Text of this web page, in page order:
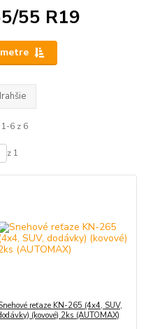
55 R19
6 z 6
z 1
reťaze KN-265 (4x4, SUV,
(kovové) 2ks (AUTOMAX)